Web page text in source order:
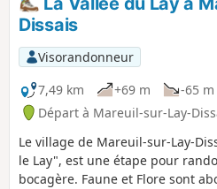
Dissais
Visorandonneur
7,49 km
+69 m -65 m
Départ à Mareuil-sur-Lay-
Le village de Mareuil-sur-Lay-
le Lay", est une étape pour
bocagère. Faune et Flore sont